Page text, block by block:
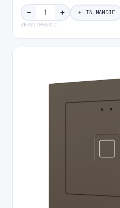
− ＋ ＋ IN MANDJE
ZEZVITR55X1C